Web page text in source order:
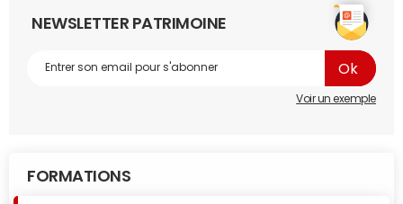
NEWSLETTER PATRIMOINE
Voir un exemple
FORMATIONS